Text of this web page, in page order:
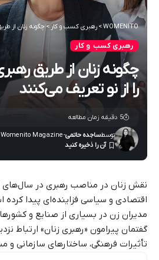
WOMENITO
> رهبری کسب و کار > چگونه زنان از
رهبری کسب و کار
چگونه زنان از طریق
را از نو تعریف می‌کنند
توسطساجده حاتمی- Founder & Editor in Chief | Womenito Magazine
5 دقیقه زمان مطالعه
نقش زنان در مناصب رهبری در سال‌های
اقتصادی و سیاسی فزاینده‌ای پیدا
مدیران زن در بسیاری از صنایع و
گفتمان پیرامون «رهبری زنان» ارتباط
تأثیرات فرهنگی، ساختارهای سازمانی